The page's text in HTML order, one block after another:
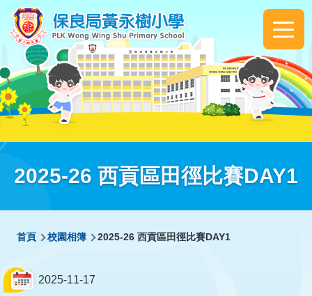
移至主內容
Main
navigation
2025-26 西貢區田徑比賽DAY1
導
連
首頁 校園相簿 2025-26 西貢區田徑比賽DAY1
2025-11-17